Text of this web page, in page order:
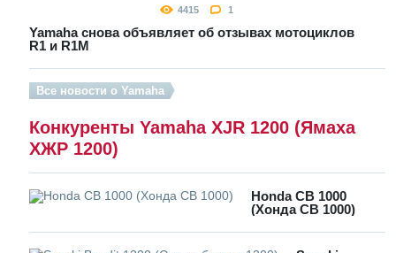
4415 1
Yamaha снова объявляет об отзывах мотоциклов
R1 и R1M
Все новости о Yamaha
Конкуренты Yamaha XJR 1200 (Ямаха
ХЖР 1200)
Honda CB 1000
(Хонда СВ 1000)